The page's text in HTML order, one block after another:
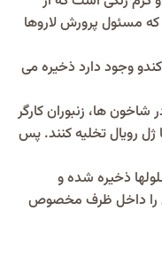
کارگر جوان ۳تا ۱۱روزه که مسئول پرورش لاروها
وجود دارد ذخیره می
شاخون ها، زنبوران کارگر
ژل رویال تخلیه کنند. پس
ذخیره شده و
را داخل ظرف مخصوص